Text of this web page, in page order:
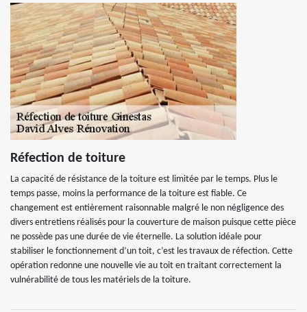
Réfection de toiture
La capacité de résistance de la toiture est limitée par le temps. Plus le
temps passe, moins la performance de la toiture est fiable. Ce
changement est entièrement raisonnable malgré le non négligence des
divers entretiens réalisés pour la couverture de maison puisque cette pièce
ne possède pas une durée de vie éternelle. La solution idéale pour
stabiliser le fonctionnement d’un toit, c’est les travaux de réfection. Cette
opération redonne une nouvelle vie au toit en traitant correctement la
vulnérabilité de tous les matériels de la toiture.